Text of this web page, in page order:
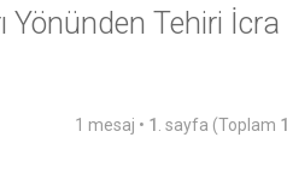
Yönünden Tehiri İcra
1 mesaj • 1 . sayfa (Toplam 1